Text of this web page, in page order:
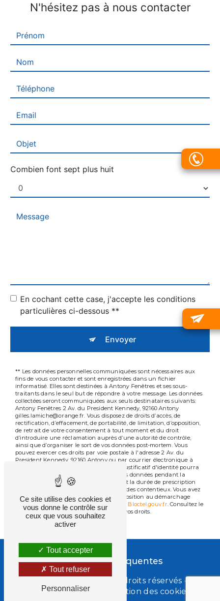
N'hésitez pas à nous contacter
Combien font sept plus huit
En cochant cette case, j'accepte les conditions
particulières ci-dessous **
Envoyer
** Les données personnelles communiquées sont nécessaires aux
fins de vous contacter et sont enregistrées dans un fichier
informatisé. Elles sont destinées à Antony Fenêtres et ses sous-
traitants dans le seul but de répondre à votre message. Les données
collectées seront communiquées aux seuls destinataires suivants:
Antony Fenêtres 2 Av. du President Kennedy, 92160 Antony
gilles.lamiche@orange.fr. Vous disposez de droits d’accès, de
rectification, d’effacement, de portabilité, de limitation, d’opposition,
de retrait de votre consentement à tout moment et du droit
d’introduire une réclamation auprès d’une autorité de contrôle,
ainsi que d’organiser le sort de vos données post-mortem. Vous
pouvez exercer ces droits par voie postale à l'adresse 2 Av. du
President Kennedy, 92160 Antony ou par courrier électronique à
l'adresse gilles.lamiche@orange.fr. Un justificatif d'identité pourra
vous être demandé. Nous conservons vos données pendant la
période de prise de contact puis pendant la durée de prescription
légale aux fins probatoires et de gestion des contentieux. Vous avez
le droit de vous inscrire sur la liste d'opposition au démarchage
téléphonique, disponible à cette adresse:
Bloctel.gouv.fr . Consultez le
site cnil.fr pour plus d’informations sur vos droits.
Recherches fréquentes
- 2026 - Tous droits réservés -
Mentions légales
Gestion des cookies
Ce site utilise des cookies et
vous donne le contrôle sur
ceux que vous souhaitez
activer
Tout accepter
Tout refuser
Personnaliser